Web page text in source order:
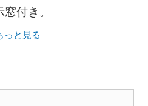
付き。
っと見る